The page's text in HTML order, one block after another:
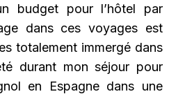
budget pour l’hôtel par
dans ces voyages est
totalement immergé dans
durant mon séjour pour
en Espagne dans une